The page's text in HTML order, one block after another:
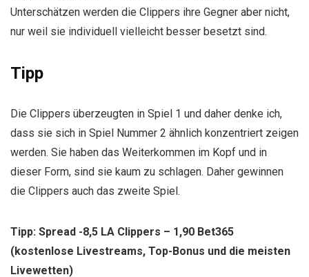
Unterschätzen werden die Clippers ihre Gegner aber nicht,
nur weil sie individuell vielleicht besser besetzt sind.
Tipp
Die Clippers überzeugten in Spiel 1 und daher denke ich,
dass sie sich in Spiel Nummer 2 ähnlich konzentriert zeigen
werden. Sie haben das Weiterkommen im Kopf und in
dieser Form, sind sie kaum zu schlagen. Daher gewinnen
die Clippers auch das zweite Spiel.
Tipp: Spread -8,5 LA Clippers – 1,90 Bet365
(kostenlose Livestreams, Top-Bonus und die meisten
Livewetten)